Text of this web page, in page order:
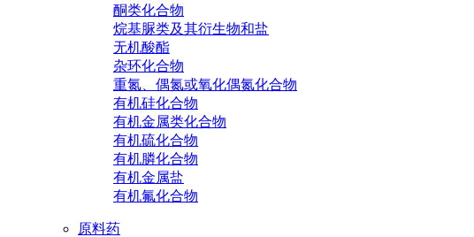
酮类化合物
烷基脲类及其衍生物和盐
无机酸酯
杂环化合物
重氮、偶氮或氧化偶氮化合物
有机硅化合物
有机金属类化合物
有机硫化合物
有机膦化合物
有机金属盐
有机氟化合物
原料药